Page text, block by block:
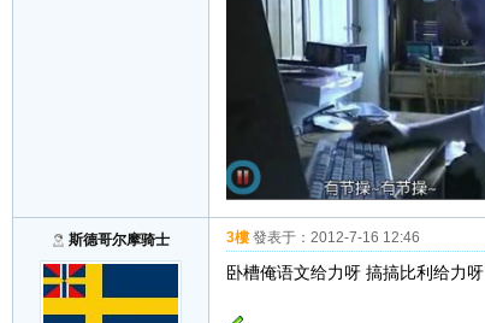
斯德哥尔摩骑士 3樓發表于： 2012-7-16 12:46
卧槽俺语文给力呀 搞搞比利给力呀